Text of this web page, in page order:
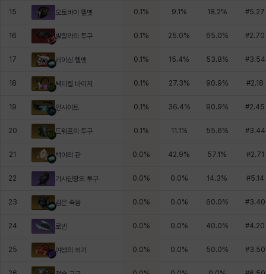
15 오토바이 헬멧 0.1 % 9.1 % 18.2% #5.27
16 발할라의 투구 0.1 % 25.0% 65.0% #2.70
17 레이싱 헬멧 0.1 % 15.4% 53.8% #3.54
18 택티컬 바이저 0.1 % 27.3% 90.9% #2.18
19 인사이트 0.1 % 36.4% 90.9% #2.45
20 드워프의 투구 0.1 % 11.1 % 55.6% #3.44
21 백야의 관 0.0% 42.9% 57.1 % #2.71
22 기사단장의 투구 0.0% 0.0% 14.3% #5.14
23 검은 죽음 0.0% 0.0% 60.0% #3.40
24 로빈 0.0% 0.0% 40.0% #4.20
25 야생의 허기 0.0% 0.0% 50.0% #3.50